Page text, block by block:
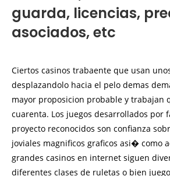
guarda, licencias,
asociados, etc
Ciertos casinos trabaente que usan
desplazandolo hacia el pelo demas
mayor proposicion probable y trabajan
cuarenta. Los juegos desarrollados por
proyecto reconocidos son confianza
joviales magnificos graficos asi� como
grandes casinos en internet siguen
diferentes clases de ruletas o bien